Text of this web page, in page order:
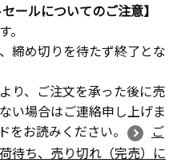
ールについてのご注意】
締め切りを待たず終了とな
り、ご注文を承った後に売
い場合はご連絡申し上げま
をお読みください。
ご
待ち、売り切れ（完売）に